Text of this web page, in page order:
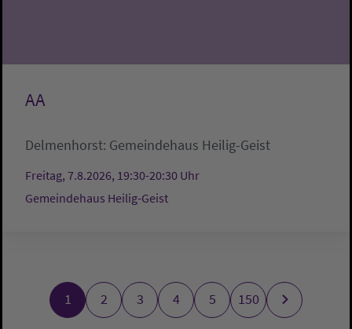
AA
Delmenhorst: Gemeindehaus Heilig-Geist
Freitag, 7.8.2026, 19:30-20:30 Uhr
Gemeindehaus Heilig-Geist
1 2 3 4 5 150